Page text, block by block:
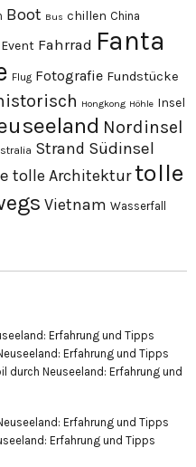
Boot Bus chillen China
Event Fahrrad Fanta
Flug Fotografie Fundstücke
Hongkong Höhle Insel
Nordinsel
Strand Südinsel
tolle Architektur tolle
Vietnam Wasserfall
Erfahrung und Tipps
Erfahrung und Tipps
durch Neuseeland: Erfahrung und
Erfahrung und Tipps
Erfahrung und Tipps